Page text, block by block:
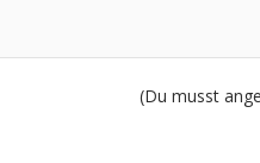
(Du musst